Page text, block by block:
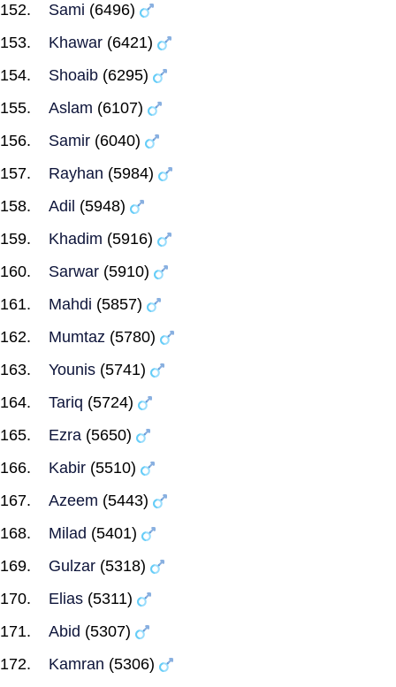
Sami (6496)
Khawar (6421)
Shoaib (6295)
Aslam (6107)
Samir (6040)
Rayhan (5984)
Adil (5948)
Khadim (5916)
Sarwar (5910)
Mahdi (5857)
Mumtaz (5780)
Younis (5741)
Tariq (5724)
Ezra (5650)
Kabir (5510)
Azeem (5443)
Milad (5401)
Gulzar (5318)
Elias (5311)
Abid (5307)
Kamran (5306)